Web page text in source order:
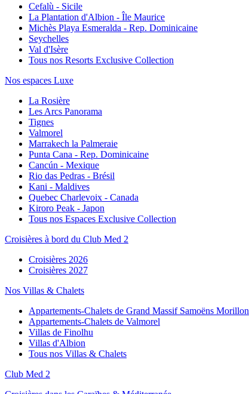
Cefalù - Sicile
La Plantation d'Albion - Île Maurice
Michès Playa Esmeralda - Rep. Dominicaine
Seychelles
Val d'Isère
Tous nos Resorts Exclusive Collection
Nos espaces Luxe
La Rosière
Les Arcs Panorama
Tignes
Valmorel
Marrakech la Palmeraie
Punta Cana - Rep. Dominicaine
Cancún - Mexique
Rio das Pedras - Brésil
Kani - Maldives
Quebec Charlevoix - Canada
Kiroro Peak - Japon
Tous nos Espaces Exclusive Collection
Croisières à bord du Club Med 2
Croisières 2026
Croisières 2027
Nos Villas & Chalets
Appartements-Chalets de Grand Massif Samoëns Morillon
Appartements-Chalets de Valmorel
Villas de Finolhu
Villas d'Albion
Tous nos Villas & Chalets
Club Med 2